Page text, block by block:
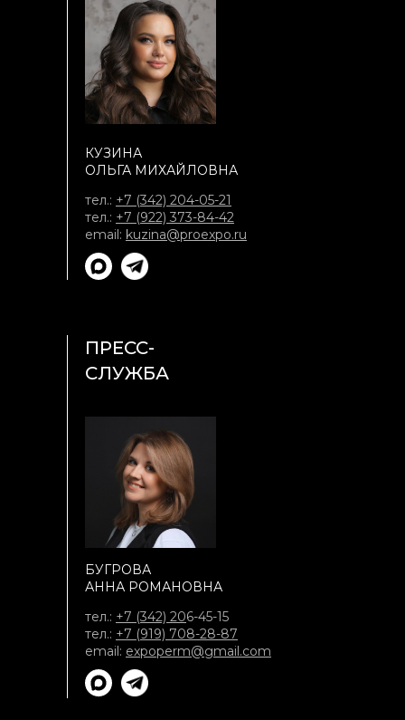
ПРЕСС-
СЛУЖБА
БУГРОВА
АННА РОМАНОВНА
тел.: +7 (342) 206-45-15
тел.: +7 (919) 708-28-87
email: expoperm@gmail.com
КУЗИНА
ОЛЬГА МИХАЙЛОВНА
тел.: +7 (342) 204-05-21
тел.: +7 (922) 373-84-42
email: kuzina@proexpo.ru